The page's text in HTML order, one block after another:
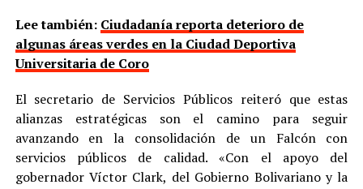
Lee también: Ciudadanía reporta deterioro de
algunas áreas verdes en la Ciudad Deportiva
Universitaria de Coro
El secretario de Servicios Públicos reiteró que estas
alianzas estratégicas son el camino para seguir
avanzando en la consolidación de un Falcón con
servicios públicos de calidad. «Con el apoyo del
gobernador Víctor Clark, del Gobierno Bolivariano y la